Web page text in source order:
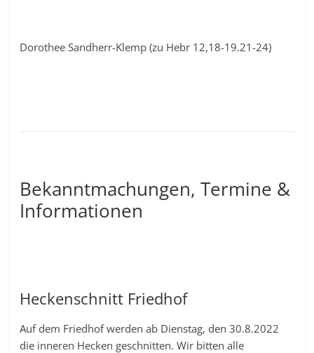
Dorothee Sandherr-Klemp (zu Hebr 12,18-19.21-24)
Bekanntmachungen, Termine &
Informationen
Heckenschnitt Friedhof
Auf dem Friedhof werden ab Dienstag, den 30.8.2022
die inneren Hecken geschnitten. Wir bitten alle